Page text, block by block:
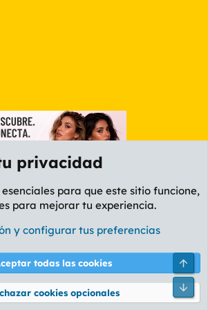
AMARILLO
y reglas Política de privacidad Ayuda
® © 2010-2026 XenForo Ltd.
privacidad
esenciales para que este sitio funcione,
para mejorar tu experiencia.
y configurar tus preferencias
todas las cookies
cookies opcionales
Pie